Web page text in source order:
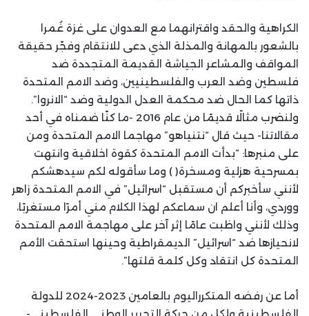
الكراهية والحقد واقترانهما مع العدوان على غزة غُمرا
بالشعور بالمهانة والمذلة الذي دعى للانتقام وفجّر حقيقة
المواقف والمشاعر الجياشة القديمة المتجددة ضد
فلسطين وضد العرب والفلسطينيين، وضد الامم المتحدة
ذاتها كما الحال ضد محكمة العدل الدولية وضد “الانروا”.
ولنضرب مثالًا قديمًا من عام 2016 -ما كنّا ضمناه في أحد
مقالاتنا- حيث قال “نتنياهو” مهاجما الامم المتحدة ومن
على منبرها: “بدأت الامم المتحدة كقوة اخلاقية وانتهت
بمسرحية هزلية ومسخرة( ) وما سأقوله لكم سيدهشكم
لأنني سأخبركم أن مستقبل “اسرائيل” في الامم المتحدة زاهر
ووردي، وأنا أعلم ان سماعكم لهذا الكلام مني أمرًا مستغربًا،
وذلك لأنني واظبت عامًا إثر آخر على مهاجمة الامم المتحدة
لانحيازها ضد “اسرائيل” الديمقراطية وحينها استحقت الأمم
المتحدة كل انتقاد وكل كلمة قلتها”.
أما عن رفضه المتكرراليوم بالعامين 2023-2024 للدولة